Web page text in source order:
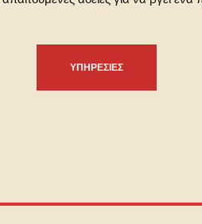
ΥΠΗΡΕΣΙΕΣ